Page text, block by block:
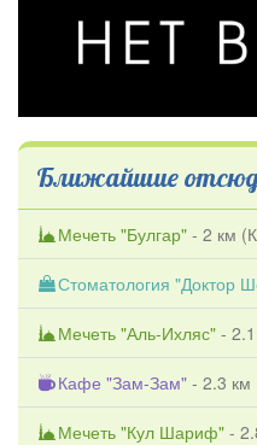
Ближайшие
Мечеть "Булгар" - 2 км (
Стоматология "Доктор
Мечеть "Аль-Ихляс" -
Кафе "Зам-Зам" - 2.3 км
Мечеть "Кул Шариф" -